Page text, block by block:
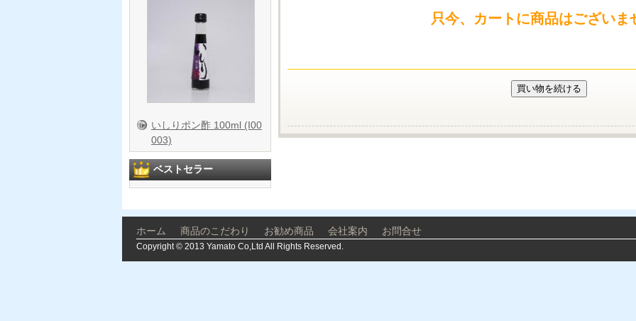
只今、カートに商品はございま
いしりポン酢 100ml (I00
003)
ベストセラー
ホーム 商品のこだわり お勧め商品 会社案内 お問合せ
Copyright © 2013 Yamato Co,Ltd All Rights Reserved.